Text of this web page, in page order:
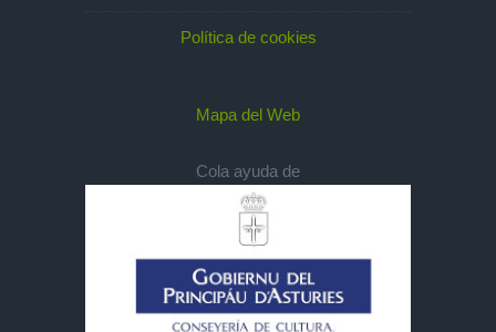
Política de cookies
Mapa del Web
Cola ayuda de